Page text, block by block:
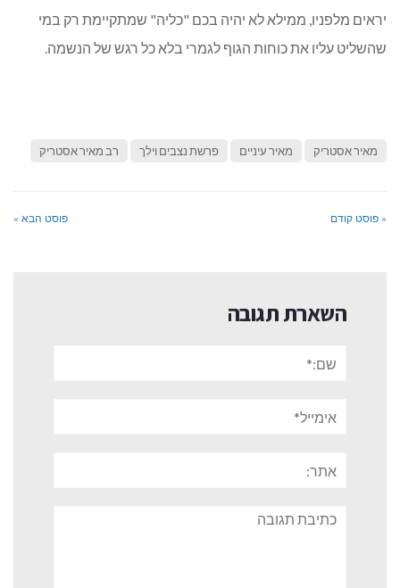
יראים מלפניו, ממילא לא יהיה בכם "כליה" שמתקיימת רק במי
שהשליט עליו את כוחות הגוף לגמרי בלא כל רגש של הנשמה.
מאיר אסטריק מאיר עיניים פרשת נצבים וילך רב מאיר אסטריק
« פוסט קודם פוסט הבא »
השארת תגובה
תגובה